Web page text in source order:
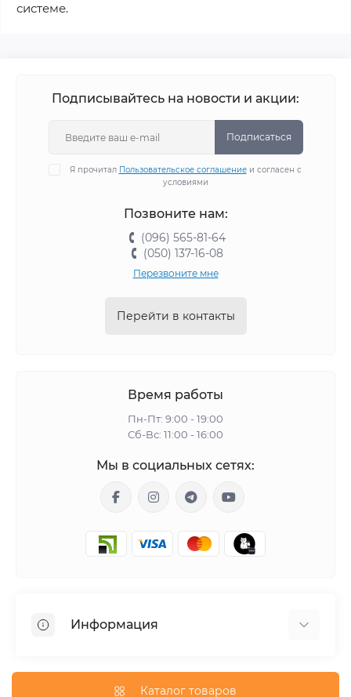
системе.
Подписывайтесь на новости и акции:
Подписаться
Я прочитал Пользовательское соглашениеи согласен с
условиями
Позвоните нам:
(096) 565-81-64
(050) 137-16-08
Перезвоните мне
Перейти в контакты
Время работы
Пн-Пт: 9:00 - 19:00
Сб-Вс: 11:00 - 16:00
Мы в социальных сетях:
Информация
Каталог товаров